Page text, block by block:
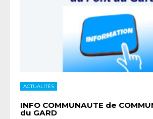
ACTUALITÉS
INFO COMMUNAUTE de
du GARD